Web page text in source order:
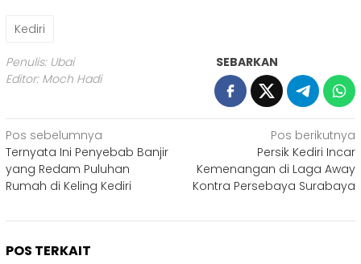
Kediri
Penulis: Ubai
Editor: Moch Hadi
SEBARKAN
Navigasi
pos
Pos sebelumnya
Ternyata Ini Penyebab Banjir
yang Redam Puluhan
Rumah di Keling Kediri
Pos berikutnya
Persik Kediri Incar
Kemenangan di Laga Away
Kontra Persebaya Surabaya
POS TERKAIT